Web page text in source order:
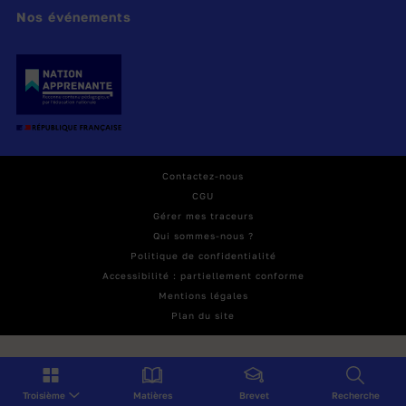
Troisième Matières Brevet Recherche
Nos événements
Contactez-nous
CGU
Gérer mes traceurs
Qui sommes-nous ?
Politique de confidentialité
Accessibilité : partiellement conforme
Mentions légales
Plan du site